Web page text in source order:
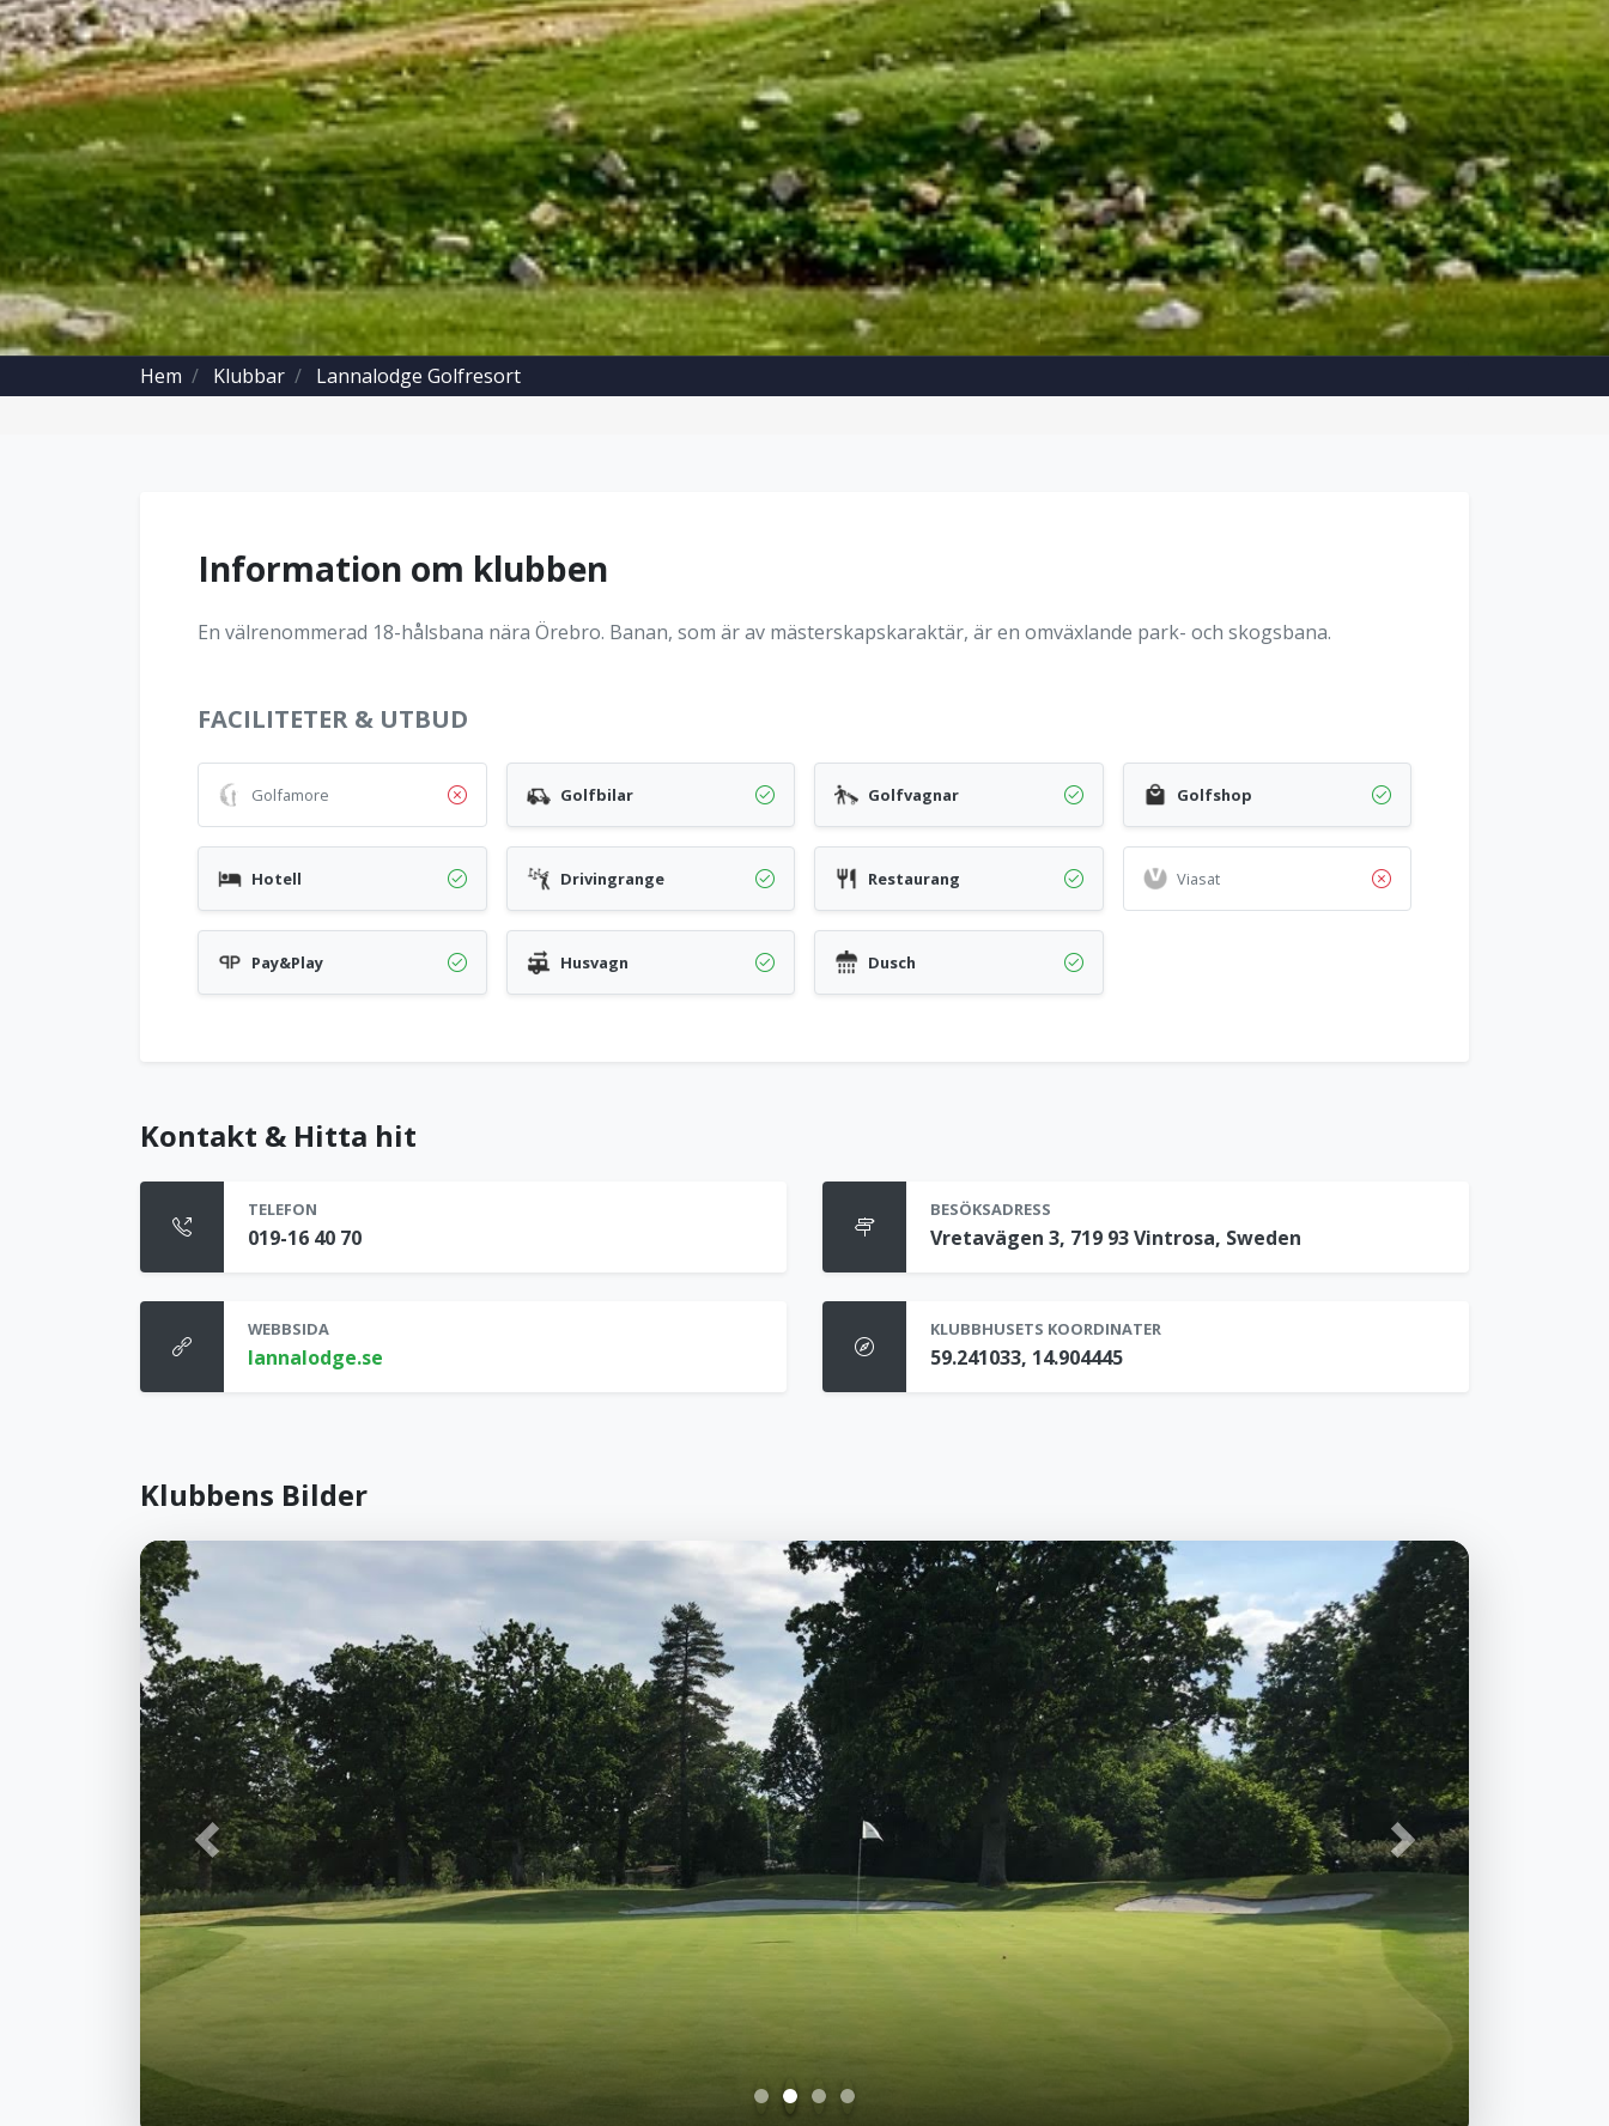
Hem Klubbar Lannalodge Golfresort
Information om klubben
En välrenommerad 18-hålsbana nära Örebro. Banan, som är av mästerskapskaraktär, är en omväxlande park- och skogsbana.
FACILITETER & UTBUD
Golfamore Golfbilar Golfvagnar Golfshop
Hotell Drivingrange Restaurang Viasat
Pay&Play Husvagn Dusch
Kontakt & Hitta hit
TELEFON
019-16 40 70
BESÖKSADRESS
Vretavägen 3, 719 93 Vintrosa, Sweden
WEBBSIDA
lannalodge.se
KLUBBHUSETS KOORDINATER
59.241033, 14.904445
Klubbens Bilder
Föregående Nästa